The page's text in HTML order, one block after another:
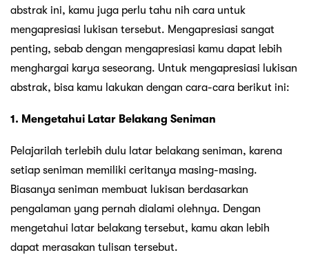
abstrak ini, kamu juga perlu tahu nih cara untuk
mengapresiasi lukisan tersebut. Mengapresiasi sangat
penting, sebab dengan mengapresiasi kamu dapat lebih
menghargai karya seseorang. Untuk mengapresiasi lukisan
abstrak, bisa kamu lakukan dengan cara-cara berikut ini:
1. Mengetahui Latar Belakang Seniman
Pelajarilah terlebih dulu latar belakang seniman, karena
setiap seniman memiliki ceritanya masing-masing.
Biasanya seniman membuat lukisan berdasarkan
pengalaman yang pernah dialami olehnya. Dengan
mengetahui latar belakang tersebut, kamu akan lebih
dapat merasakan tulisan tersebut.